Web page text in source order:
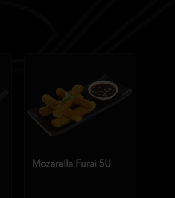
Mozarella Furai 5U